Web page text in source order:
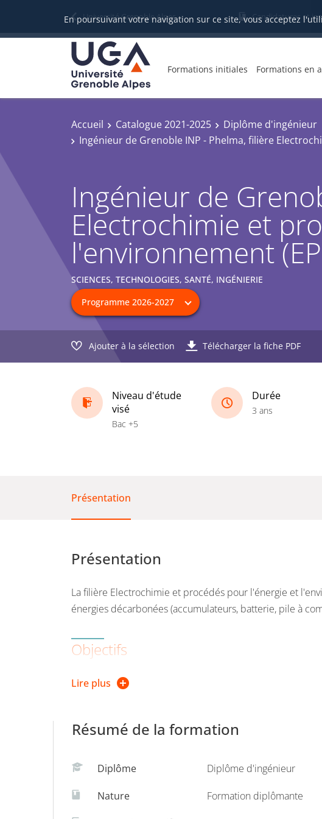
En poursuivant votre navigation sur ce site, vous acceptez
Université Grenoble Alpes Candidatures et
Formations initiales Formations en
Accueil Catalogue 2021-2025
Diplôme d'ingénieur
Ingénieur de Grenoble INP - Phelma, filière
Ingénieur de
Electrochimie et
l'environnement
SCIENCES, TECHNOLOGIES, SANTÉ, INGÉNIERIE
Ajouter à la sélection Télécharger la fiche PDF
Niveau d'étude
visé
Bac +5
Durée
3 ans
Présentation
Présentation
La filière Electrochimie et procédés pour l'énergie et
énergies décarbonées (accumulateurs, batterie, pile à
Objectifs
Développer et optimiser de nouveaux générateurs
Comprendre et prévenir la corrosion,
Gérer les risques industriels.
Lire plus
Résumé de la formation
Diplôme Diplôme d'ingénieur
Nature Formation diplômante